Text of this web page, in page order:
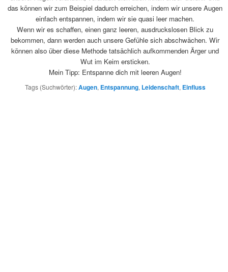
das können wir zum Beispiel dadurch erreichen, indem wir unsere Augen
einfach entspannen, indem wir sie quasi leer machen.
Wenn wir es schaffen, einen ganz leeren, ausdruckslosen Blick zu
bekommen, dann werden auch unsere Gefühle sich abschwächen. Wir
können also über diese Methode tatsächlich aufkommenden Ärger und
Wut im Keim ersticken.
Mein Tipp: Entspanne dich mit leeren Augen!
Tags (Suchwörter):Augen, Entspannung, Leidenschaft, Einfluss